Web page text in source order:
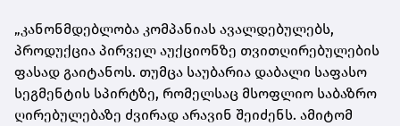
„კანონმდებლობა კომპანიას ავალდებულებს,
პროდუქცია პირველ აუქციონზე თვითღირებულების
ფასად გაიტანოს. თუმცა საუბარია დაბალი საფასო
სეგმენტის სპირტზე, რომელსაც მსოფლიო საბაზრო
ღირებულებაზე ძვირად არავინ შეიძენს. ამიტომ